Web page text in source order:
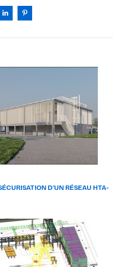
D’UN RÉSEAU HTA-